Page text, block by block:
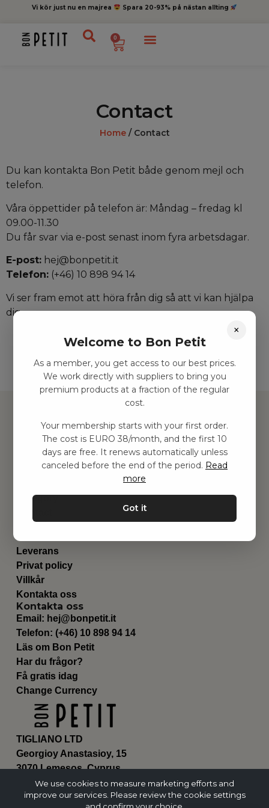
Vi kör just nu en majrea Spara 20-93% på nästan allting
0
Contact
Home/ Contact
Du kan kontakta Bon Petit både genom mejl och
telefon.
Våra öppettider på telefon är: Måndag – fredag ​​kl
09.00-11.30
Du får svar via e-post senast inom fyra arbetsdagar.
E-post: hej@bonpetit.it
Telefon: (+46) 10 898 94 14
Vi ser fram emot att höra från dig så att vi kan hjälpa
dig.
TIGLIANO LTD
Georgioy Anastasioy, 15
3070 Lemesos, Cyprus
ΗΕ 430179
Hitta inspiration
Leksaker
Barnrummet
Category
Genvägar
Leverans
Privat policy
Villkår
Kontakta oss
Kontakta oss
Email: hej@bonpetit.it
Telefon: (+46) 10 898 94 14
Läs om Bon Petit
Har du frågor?
Få gratis idag
Change Currency
×
Welcome to Bon Petit
As a member, you get access to our best prices.
We work directly with suppliers to bring you
premium products at a fraction of the regular
cost.
Your membership starts with your first order.
The cost is EURO 38/month, and the first 10
days are free. It renews automatically unless
canceled before the end of the period. Read
more
Got it
We use cookies to measure marketing efforts and
improve our services. Please review the cookie settings